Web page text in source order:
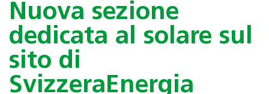
Nuova sezione
dedicata al solare sul
sito di
SvizzeraEnergia